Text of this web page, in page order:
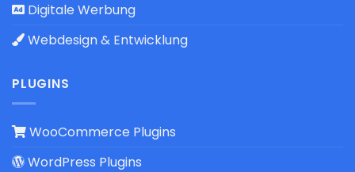
Digitale Werbung
Webdesign & Entwicklung
PLUGINS
WooCommerce Plugins
WordPress Plugins